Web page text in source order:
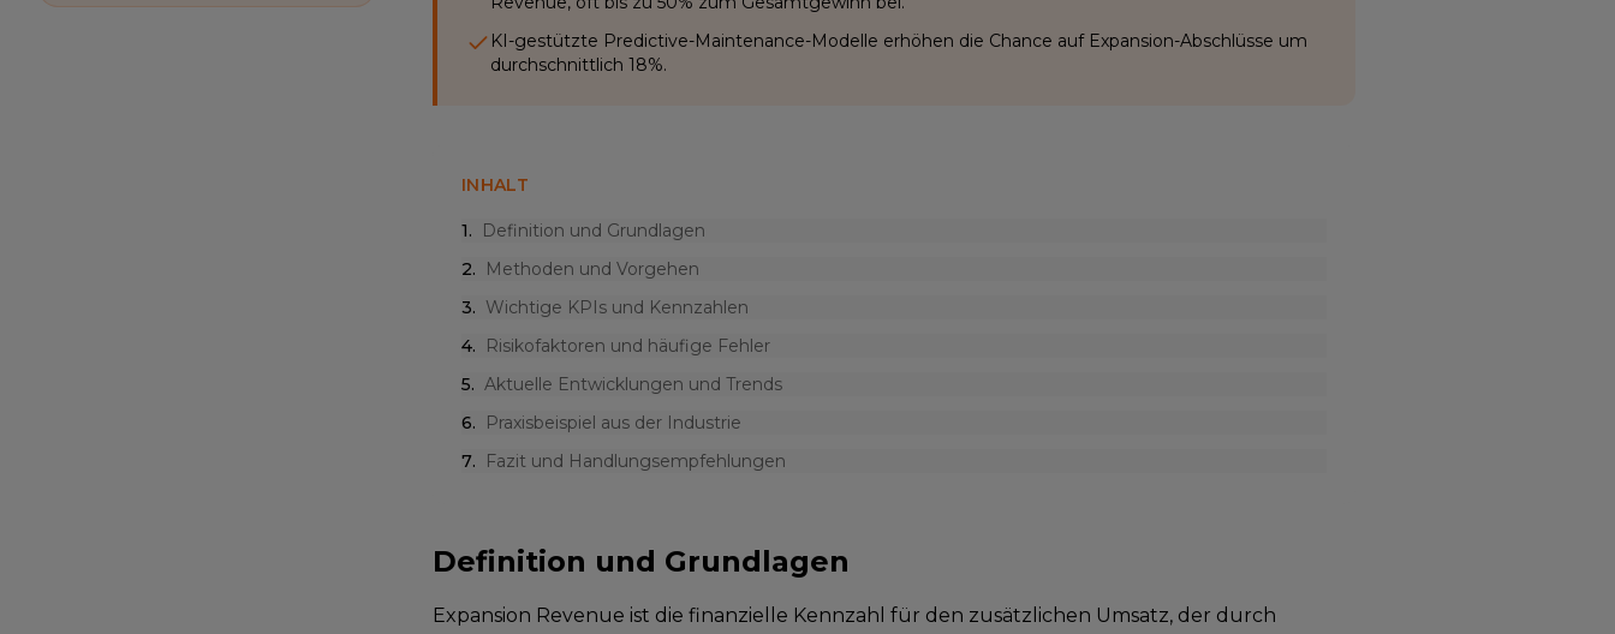
KI-gestützte Predictive-Maintenance-Modelle erhöhen die Chance auf Expansion-Abschlüsse um
durchschnittlich 18%.
INHALT
1.
Definition und Grundlagen
2.
Methoden und Vorgehen
3. Wichtige KPIs und Kennzahlen
4.
Risikofaktoren und häufige Fehler
5. Aktuelle Entwicklungen und Trends
6.
Praxisbeispiel aus der Industrie
7. Fazit und Handlungsempfehlungen
Definition und Grundlagen
Expansion Revenue ist die finanzielle Kennzahl für den zusätzlichen Umsatz, der durch